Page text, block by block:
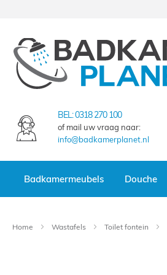
inhoud
BEL:0318 270 100
of mail uw vraag naar:
info@badkamerplanet.nl
Badkamermeubels Douche
Home Wastafels Toilet fontein